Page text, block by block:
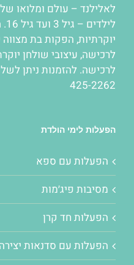
לאלילנד – עולם ומלואו של
לילדים – גיל 3 ועד גיל 16.
יוקרתיות, הפקות בת מצווה
לרכישה, עיצובי שולחן
425-2262
הפעלות לימי הולדת
הפעלות עם ספא
מסיבות פיג׳מות
הפעלות חד קרן
הפעלות עם סדנאות יצירה